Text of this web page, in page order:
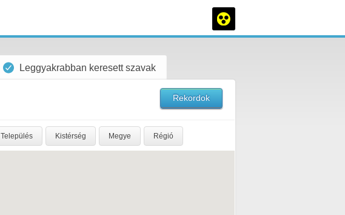
Leggyakrabban keresett szavak
Rekordok
Település Kistérség Megye Régió